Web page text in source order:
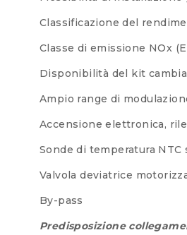
Classificazione del
Classe di emissione NOx
Disponibilità del kit
Ampio range di
Accensione elettronica,
Sonde di temperatura
Valvola deviatrice
By-pass
Predisposizione